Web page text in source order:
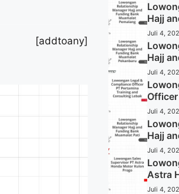
[addtoany]
Hajj
Juli 4,
Hajj
Now)
Juli 4,
Juli 4,
Hajj
Pati
Juli 4,
Astra
Tahun
Juli 4,